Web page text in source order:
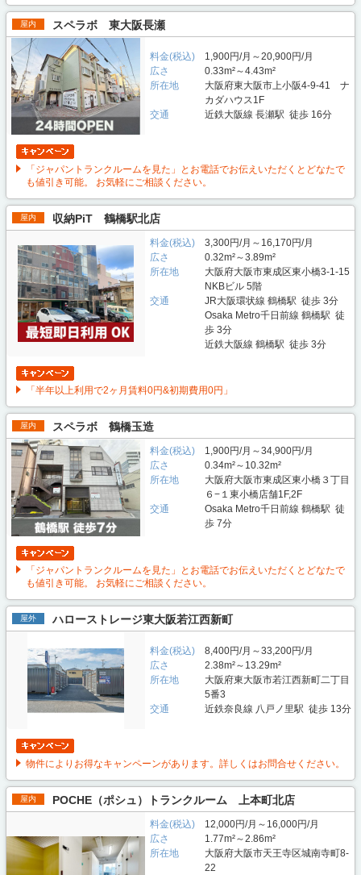
屋内 スペラボ 東大阪長瀬
料金(税込)
1,900円/月～20,900円/月
広さ
0.33m²～4.43m²
所在地
大阪府東大阪市上小阪4-9-41 ナ
カダハウス1F
交通
近鉄大阪線 長瀬駅 徒歩 16分
「ジャパントランクルームを見た」とお電話でお伝えいただくとどなたで
も値引き可能。 お気軽にご相談ください。
屋内 収納PiT 鶴橋駅北店
料金(税込)
3,300円/月～16,170円/月
広さ
0.32m²～3.89m²
所在地
大阪府大阪市東成区東小橋3-1-15
NKBビル 5階
交通
JR大阪環状線 鶴橋駅 徒歩 3分
Osaka Metro千日前線 鶴橋駅 徒
歩 3分
近鉄大阪線 鶴橋駅 徒歩 3分
「半年以上利用で2ヶ月賃料0円&初期費用0円」
屋内 スペラボ 鶴橋玉造
料金(税込)
1,900円/月～34,900円/月
広さ
0.34m²～10.32m²
所在地
大阪府大阪市東成区東小橋３丁目
６−１東小橋店舗1F,2F
交通
Osaka Metro千日前線 鶴橋駅 徒
歩 7分
「ジャパントランクルームを見た」とお電話でお伝えいただくとどなたで
も値引き可能。 お気軽にご相談ください。
屋外 ハローストレージ東大阪若江西新町
料金(税込)
8,400円/月～33,200円/月
広さ
2.38m²～13.29m²
所在地
大阪府東大阪市若江西新町二丁目
5番3
交通
近鉄奈良線 八戸ノ里駅 徒歩 13分
物件によりお得なキャンペーンがあります。詳しくはお問合せください。
屋内 POCHE（ポシュ）トランクルーム 上本町北店
料金(税込)
12,000円/月～16,000円/月
広さ
1.77m²～2.86m²
所在地
大阪府大阪市天王寺区城南寺町8-
22